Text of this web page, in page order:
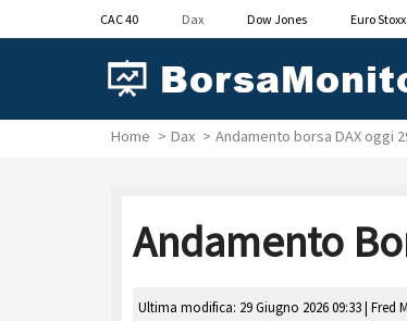
CAC 40 Dax Dow Jones Euro
Home Dax Andamento borsa DAX oggi
Andamento
Ultima modifica: 29 Giugno 2026 09:33 | Fred